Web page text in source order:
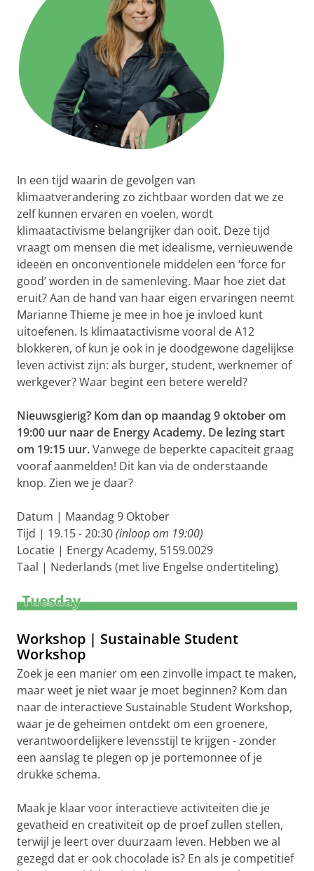
In een tijd waarin de gevolgen van
klimaatverandering zo zichtbaar worden dat we ze
zelf kunnen ervaren en voelen, wordt
klimaatactivisme belangrijker dan ooit. Deze tijd
vraagt om mensen die met idealisme, vernieuwende
ideeën en onconventionele middelen een ‘force for
good’ worden in de samenleving. Maar hoe ziet dat
eruit? Aan de hand van haar eigen ervaringen neemt
Marianne Thieme je mee in hoe je invloed kunt
uitoefenen. Is klimaatactivisme vooral de A12
blokkeren, of kun je ook in je doodgewone dagelijkse
leven activist zijn: als burger, student, werknemer of
werkgever? Waar begint een betere wereld?
Nieuwsgierig? Kom dan op maandag 9 oktober om
19:00 uur naar de Energy Academy. De lezing start
om 19:15 uur.Vanwege de beperkte capaciteit graag
vooraf aanmelden! Dit kan via de onderstaande
knop. Zien we je daar?
Datum | Maandag 9 Oktober
Tijd | 19.15 - 20:30(inloop om 19:00)
Locatie | Energy Academy, 5159.0029
Taal | Nederlands (met live Engelse ondertiteling)
Workshop | Sustainable Student
Workshop
Zoek je een manier om een zinvolle impact te maken,
maar weet je niet waar je moet beginnen? Kom dan
naar de interactieve Sustainable Student Workshop,
waar je de geheimen ontdekt om een groenere,
verantwoordelijkere levensstijl te krijgen - zonder
een aanslag te plegen op je portemonnee of je
drukke schema.
Maak je klaar voor interactieve activiteiten die je
gevatheid en creativiteit op de proef zullen stellen,
terwijl je leert over duurzaam leven. Hebben we al
gezegd dat er ook chocolade is? En als je competitief